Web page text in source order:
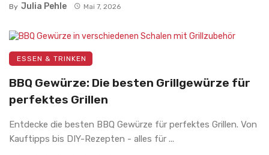
By Julia Pehle Mai 7, 2026
ESSEN & TRINKEN
BBQ Gewürze: Die besten Grillgewürze für
perfektes Grillen
Entdecke die besten BBQ Gewürze für perfektes Grillen. Von
Kauftipps bis DIY-Rezepten - alles für ...